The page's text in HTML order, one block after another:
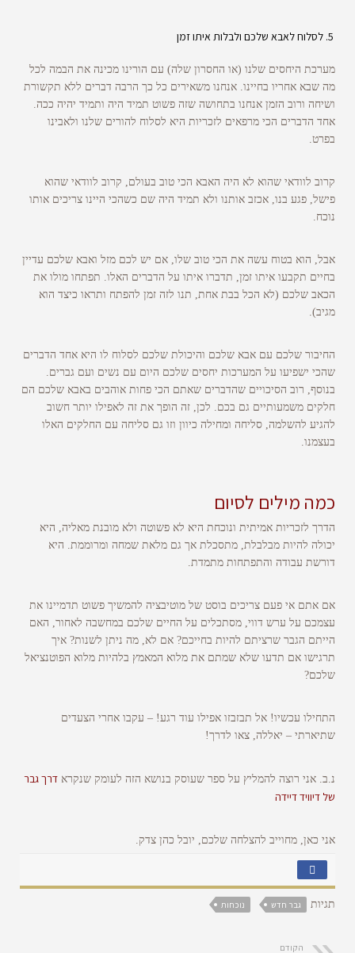
לסלוח לאבא שלכם ולבלות איתו זמן
מערכת היחסים שלנו (או החסרון שלה) עם הורינו מכינה את הבמה לכל
מה שבא אחריו בחיינו. אנחנו משאירים כל כך הרבה דברים ללא תקשורת
ושיחה ורוב הזמן אנחנו בתחושה שזה פשוט תמיד היה ותמיד יהיה ככה.
אחד הדברים הכי מרפאים לזכריות היא לסלוח להורים שלנו ולאבינו
בפרט.
קרוב לוודאי שהוא לא היה האבא הכי טוב בעולם, קרוב לוודאי שהוא
פישל, פגע בנו, אכזב אותנו ולא תמיד היה שם כשהכי היינו צריכים אותו
נוכח.
אבל, הוא בטוח עשה את הכי טוב שלו, אם יש לכם מזל ואבא שלכם עדיין
בחיים תקבעו איתו זמן, תדברו איתו על הדברים האלו. תפתחו מולו את
הכאב שלכם (לא הכל בבת אחת, תנו לזה זמן להפתח ותראו כיצד הוא
מגיב).
החיבור שלכם עם אבא שלכם והיכולת שלכם לסלוח לו היא אחד הדברים
שהכי ישפיעו על המערכות יחסים שלכם היום עם נשים ועם גברים.
בנוסף, רוב הסיכויים שהדברים שאתם הכי פחות אוהבים באבא שלכם הם
חלקים משמעותיים גם בכם. לכן, זה הופך את זה לאפילו יותר חשוב
להגיע להשלמה, סליחה ומחילה כיוון וזו גם סליחה עם החלקים האלו
בעצמנו.
כמה מילים לסיום
הדרך לזכריות אמיתית ונוכחת היא לא פשוטה ולא מובנת מאליה, היא
יכולה להיות מבלבלת, מתסכלת אך גם מלאת שמחה ומרוממת. היא
דורשת עבודה והתפתחות מתמדת.
אם אתם אי פעם צריכים בוסט של מוטיבציה להמשיך פשוט תדמיינו את
עצמכם על ערש דווי, מסתכלים על החיים שלכם במחשבה לאחור, האם
הייתם הגבר שרציתם להיות בחייכם? אם לא, מה ניתן לשנות? איך
תרגישו אם תדעו שלא שמתם את מלוא המאמץ בלהיות מלוא הפוטנציאל
שלכם?
התחילו עכשיו! אל תבזבזו אפילו עוד רגע! – עקבו אחרי הצעדים
שתיארתי – יאללה, צאו לדרך!
נ.ב. אני רוצה להמליץ על ספר שעוסק בנושא הזה לעומק שנקרא דרך גבר
של דיוויד דיידה
אני כאן, מחוייב להצלחה שלכם, יובל כהן צדק.
תגיות גבר חדש נוכחות
הקודם